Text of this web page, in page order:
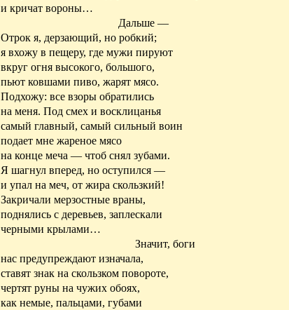
и кричат вороны…
Дальше —
Отрок я, дерзающий, но робкий;
я вхожу в пещеру, где мужи пируют
вкруг огня высокого, большого,
пьют ковшами пиво, жарят мясо.
Подхожу: все взоры обратились
на меня. Под смех и восклицанья
самый главный, самый сильный воин
подает мне жареное мясо
на конце меча — чтоб снял зубами.
Я шагнул вперед, но оступился —
и упал на меч, от жира скользкий!
Закричали мерзостные враны,
поднялись с деревьев, заплескали
черными крылами…
Значит, боги
нас предупреждают изначала,
ставят знак на скользком повороте,
чертят руны на чужих обоях,
как немые, пальцами, губами